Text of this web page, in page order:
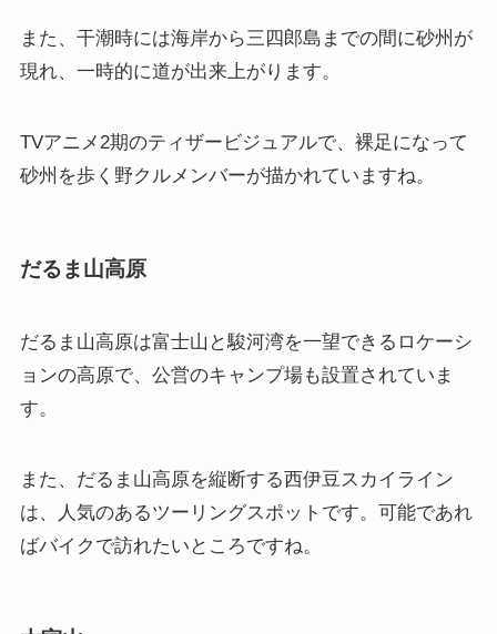
また、干潮時には海岸から三四郎島までの間に砂州が
現れ、一時的に道が出来上がります。
TVアニメ2期のティザービジュアルで、裸足になって
砂州を歩く野クルメンバーが描かれていますね。
だるま山高原
だるま山高原は富士山と駿河湾を一望できるロケーシ
ョンの高原で、公営のキャンプ場も設置されていま
す。
また、だるま山高原を縦断する西伊豆スカイライン
は、人気のあるツーリングスポットです。可能であれ
ばバイクで訪れたいところですね。